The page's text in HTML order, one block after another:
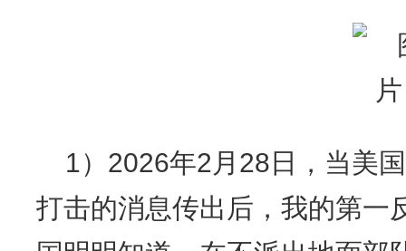
1）2026年2月28日，当美
打击的消息传出后，我的第一